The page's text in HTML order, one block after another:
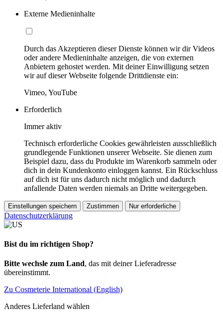
Externe Medieninhalte
Durch das Akzeptieren dieser Dienste können wir dir Videos
oder andere Medieninhalte anzeigen, die von externen
Anbietern gehostet werden. Mit deiner Einwilligung setzen
wir auf dieser Webseite folgende Drittdienste ein:
Vimeo, YouTube
Erforderlich
Immer aktiv
Technisch erforderliche Cookies gewährleisten ausschließlich
grundlegende Funktionen unserer Webseite. Sie dienen zum
Beispiel dazu, dass du Produkte im Warenkorb sammeln oder
dich in dein Kundenkonto einloggen kannst. Ein Rückschluss
auf dich ist für uns dadurch nicht möglich und dadurch
anfallende Daten werden niemals an Dritte weitergegeben.
Einstellungen speichern Zustimmen Nur erforderliche
Datenschutzerklärung
Bist du im richtigen Shop?
Bitte wechsle zum Land, das mit deiner Lieferadresse
übereinstimmt.
Zu Cosmeterie International (English)
Anderes Lieferland wählen